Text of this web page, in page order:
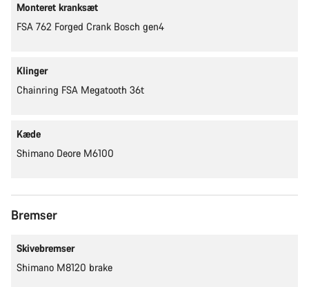
Monteret kranksæt
FSA 762 Forged Crank Bosch gen4
Klinger
Chainring FSA Megatooth 36t
Kæde
Shimano Deore M6100
Bremser
Skivebremser
Shimano M8120 brake